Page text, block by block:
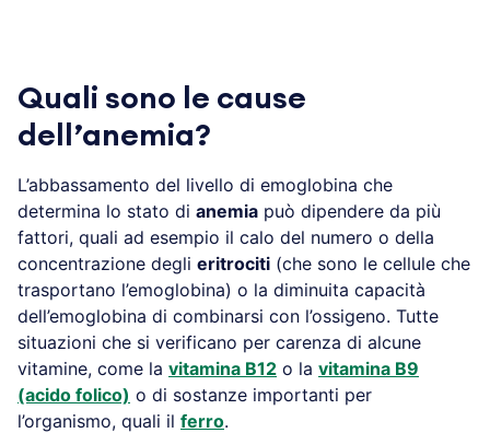
Quali sono le cause
dell’anemia?
L’abbassamento del livello di emoglobina che
determina lo stato di anemia può dipendere da più
fattori, quali ad esempio il calo del numero o della
concentrazione degli eritrociti (che sono le cellule che
trasportano l’emoglobina) o la diminuita capacità
dell’emoglobina di combinarsi con l’ossigeno. Tutte
situazioni che si verificano per carenza di alcune
vitamine, come la vitamina B12 o la vitamina B9
(acido folico) o di sostanze importanti per
l’organismo, quali il ferro.